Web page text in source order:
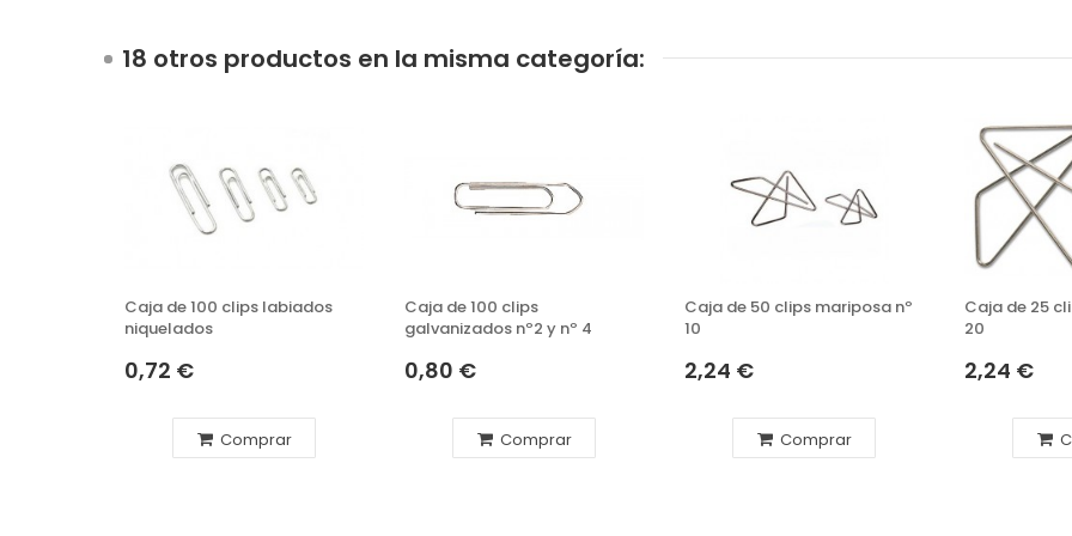
18 otros productos en la misma categoría:
Caja de 100 clips labiados
niquelados
0,72 €
Comprar
Caja de 100 clips
galvanizados nº2 y nº 4
0,80 €
Comprar
Caja de 50 clips mariposa nº
10
2,24 €
Comprar
Caja de 25
20
2,24 €